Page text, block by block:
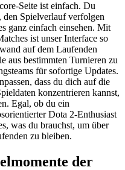
Seite ist einfach. Du
Spielverlauf verfolgen
ganz einfach einsehen. Mit
ist unser Interface so
auf dem Laufenden
aus bestimmten Turnieren zu
für sofortige Updates.
dass du dich auf die
konzentrieren kannst,
Egal, ob du ein
Dota 2-Enthusiast
was du brauchst, um über
zu bleiben.
der